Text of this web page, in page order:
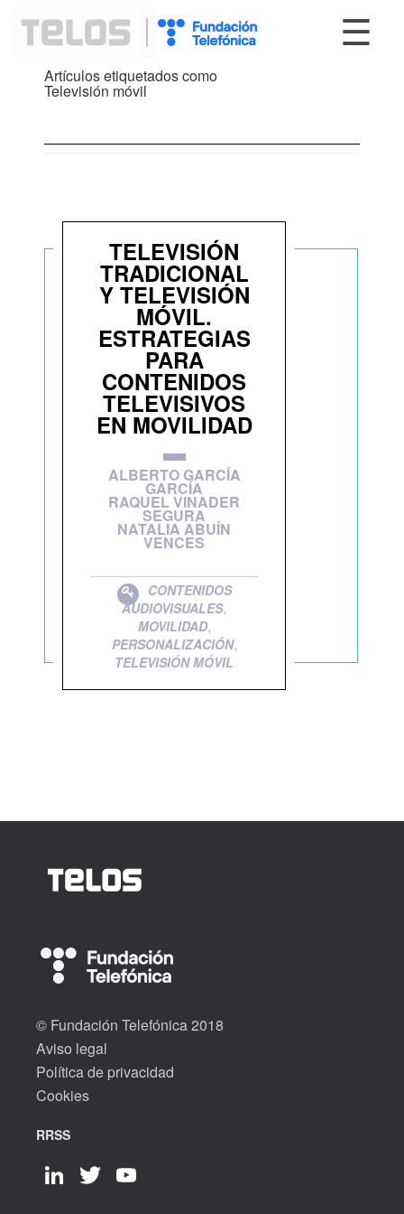
☰
Artículos etiquetados como
Televisión móvil
TELEVISIÓN
TRADICIONAL
Y TELEVISIÓN
MÓVIL.
ESTRATEGIAS
PARA
CONTENIDOS
TELEVISIVOS
EN MOVILIDAD
ALBERTO GARCÍA
GARCÍA
RAQUEL VINADER
SEGURA
NATALIA ABUÍN
VENCES
CONTENIDOS
AUDIOVISUALES,
MOVILIDAD,
PERSONALIZACIÓN,
TELEVISIÓN MÓVIL
© Fundación Telefónica 2018
Aviso legal
Política de privacidad
Cookies
RRSS
LinkedInTwitter